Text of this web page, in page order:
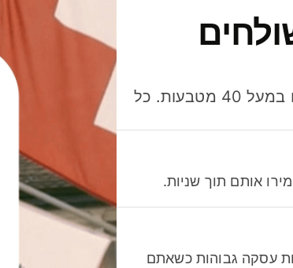
חסכו כסף כשאתo שולחים, מוציאים ומקבלים תשלום במעל 40 מטבעות. כל
אותם תוך שניות.
עסקה גבוהות כשאתם